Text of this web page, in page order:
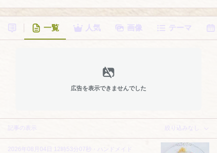
一覧 人気 画像 テーマ
広告を表示できませんでした
記事の表示 絞り込みなし
2026年08月04日 12時53分07秒 ・ ハンドメイド